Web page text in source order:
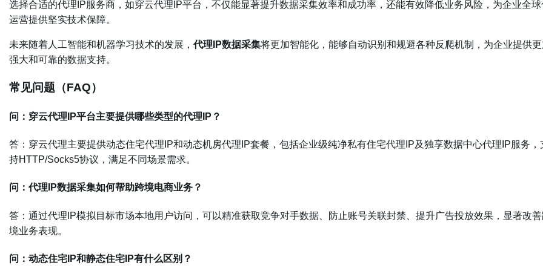
选择合适的代理IP服务商，如穿云代理IP平台，不仅能显著提升数据采集效率和成功率，还能有效降低业务风险，为企业全球
运营提供坚实技术保障。
未来随着人工智能和机器学习技术的发展， 代理IP数据采集将更加智能化，能够自动识别和规避各种反爬机制，为企业提供更
强大和可靠的数据支持。
常见问题（FAQ）
问：穿云代理IP平台主要提供哪些类型的代理IP？
答：穿云代理主要提供动态住宅代理IP和动态机房代理IP套餐，包括企业级纯净私有住宅代理IP及独享数据中心代理IP服务，
持HTTP/Socks5协议，满足不同场景需求。
问：代理IP数据采集如何帮助跨境电商业务？
答：通过代理IP模拟目标市场本地用户访问，可以精准获取竞争对手数据、防止账号关联封禁、提升广告投放效果，显著改善
境业务表现。
问：动态住宅IP和静态住宅IP有什么区别？